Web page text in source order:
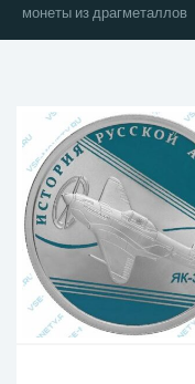
монеты из драгметаллов